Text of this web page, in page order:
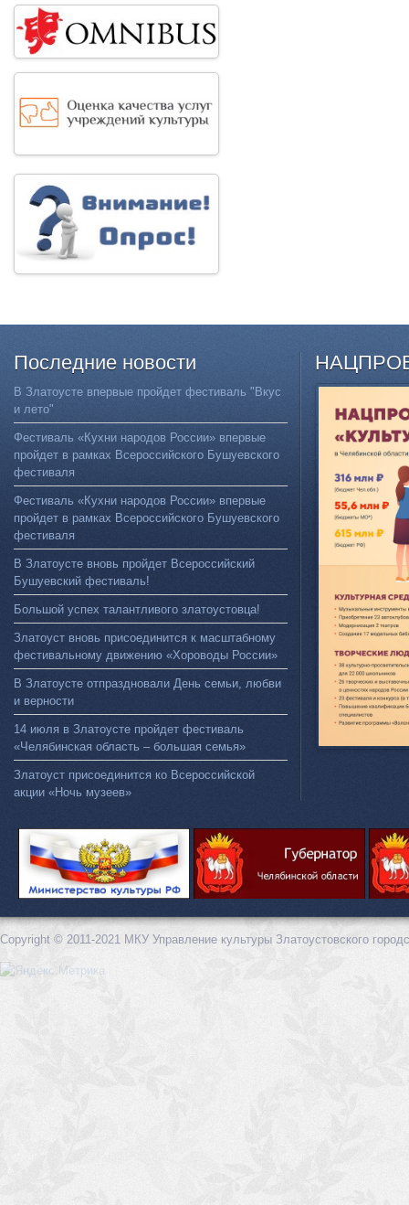
Последние новости
В Златоусте впервые пройдет фестиваль "Вкус
и лето"
Фестиваль «Кухни народов России» впервые
пройдет в рамках Всероссийского Бушуевского
фестиваля
Фестиваль «Кухни народов России» впервые
пройдет в рамках Всероссийского Бушуевского
фестиваля
В Златоусте вновь пройдет Всероссийский
Бушуевский фестиваль!
Большой успех талантливого златоустовца!
Златоуст вновь присоединится к масштабному
фестивальному движению «Хороводы России»
В Златоусте отпраздновали День семьи, любви
и верности
14 июля в Златоусте пройдет фестиваль
«Челябинская область – большая семья»
Златоуст присоединится ко Всероссийской
акции «Ночь музеев»
Copyright © 2011-2021 МКУ Управление культуры Златоустовского